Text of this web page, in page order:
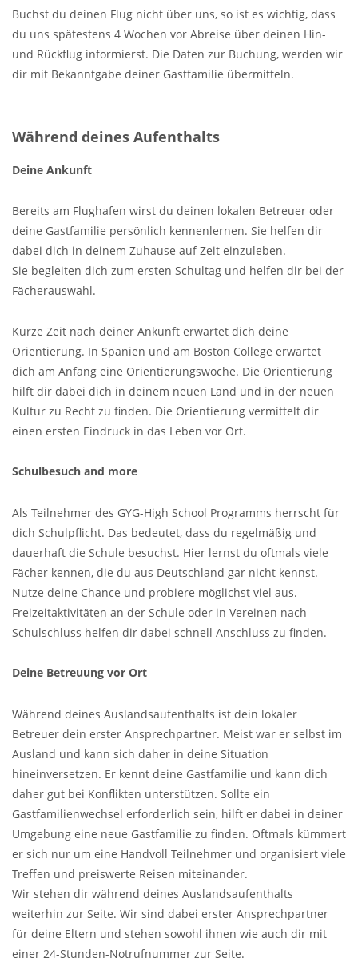
Buchst du deinen Flug nicht über uns, so ist es wichtig, dass
du uns spätestens 4 Wochen vor Abreise über deinen Hin-
und Rückflug informierst. Die Daten zur Buchung, werden wir
dir mit Bekanntgabe deiner Gastfamilie übermitteln.
Während deines Aufenthalts
Deine Ankunft
Bereits am Flughafen wirst du deinen lokalen Betreuer oder
deine Gastfamilie persönlich kennenlernen. Sie helfen dir
dabei dich in deinem Zuhause auf Zeit einzuleben.
Sie begleiten dich zum ersten Schultag und helfen dir bei der
Fächerauswahl.
Kurze Zeit nach deiner Ankunft erwartet dich deine
Orientierung. In Spanien und am Boston College erwartet
dich am Anfang eine Orientierungswoche. Die Orientierung
hilft dir dabei dich in deinem neuen Land und in der neuen
Kultur zu Recht zu finden. Die Orientierung vermittelt dir
einen ersten Eindruck in das Leben vor Ort.
Schulbesuch and more
Als Teilnehmer des GYG-High School Programms herrscht für
dich Schulpflicht. Das bedeutet, dass du regelmäßig und
dauerhaft die Schule besuchst. Hier lernst du oftmals viele
Fächer kennen, die du aus Deutschland gar nicht kennst.
Nutze deine Chance und probiere möglichst viel aus.
Freizeitaktivitäten an der Schule oder in Vereinen nach
Schulschluss helfen dir dabei schnell Anschluss zu finden.
Deine Betreuung vor Ort
Während deines Auslandsaufenthalts ist dein lokaler
Betreuer dein erster Ansprechpartner. Meist war er selbst im
Ausland und kann sich daher in deine Situation
hineinversetzen. Er kennt deine Gastfamilie und kann dich
daher gut bei Konflikten unterstützen. Sollte ein
Gastfamilienwechsel erforderlich sein, hilft er dabei in deiner
Umgebung eine neue Gastfamilie zu finden. Oftmals kümmert
er sich nur um eine Handvoll Teilnehmer und organisiert viele
Treffen und preiswerte Reisen miteinander.
Wir stehen dir während deines Auslandsaufenthalts
weiterhin zur Seite. Wir sind dabei erster Ansprechpartner
für deine Eltern und stehen sowohl ihnen wie auch dir mit
einer 24-Stunden-Notrufnummer zur Seite.